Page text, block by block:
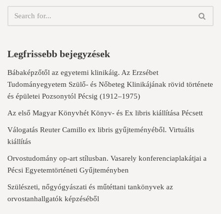
Legfrissebb bejegyzések
Bábaképzőtől az egyetemi klinikáig. Az Erzsébet
Tudományegyetem Szülő- és Nőbeteg Klinikájának rövid története
és épületei Pozsonytól Pécsig (1912–1975)
Az első Magyar Könyvhét Könyv- és Ex libris kiállítása Pécsett
Válogatás Reuter Camillo ex libris gyűjteményéből. Virtuális
kiállítás
Orvostudomány op-art stílusban. Vasarely konferenciaplakátjai a
Pécsi Egyetemtörténeti Gyűjteményben
Szülészeti, nőgyógyászati és műtéttani tankönyvek az
orvostanhallgatók képzéséből